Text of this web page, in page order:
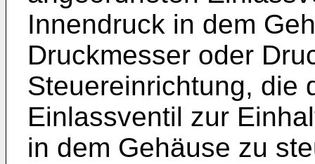
Innendruck in dem
Druckmesser oder
Steuereinrichtung, die
Einlassventil zur
in dem Gehäuse zu